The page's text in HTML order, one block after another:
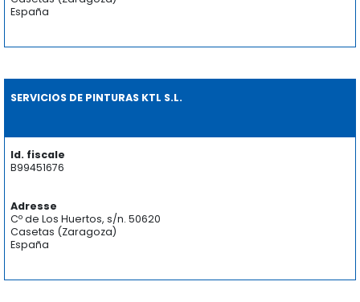
España
SERVICIOS DE PINTURAS KTL S.L.
Id. fiscale
B99451676
Adresse
Cº de Los Huertos, s/n. 50620
Casetas (Zaragoza)
España